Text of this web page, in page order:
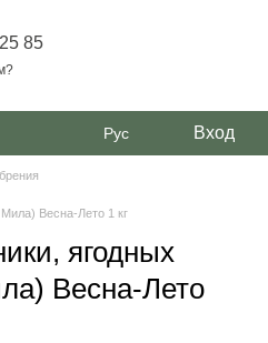
85
Рус Вход
Весна-Лето 1 кг
ягодных
Весна-Лето